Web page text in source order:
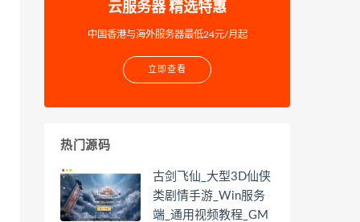
云服务器 精选特惠
中国香港与海外服务器最低24元/月起
立即查看
热门源码
古剑飞仙_大型3D仙侠
类剧情手游_Win服务
端_通用视频教程_GM